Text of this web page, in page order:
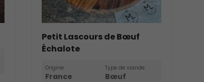
Petit Lascours de Bœuf
Échalote
Origine
France
Type de viande
Bœuf